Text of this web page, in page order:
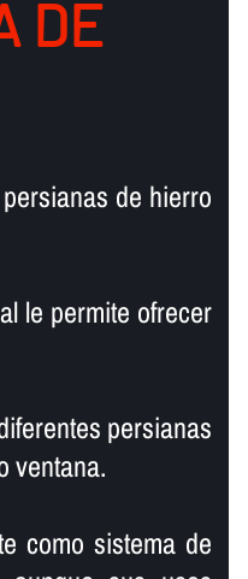
DE
de hierro
le permite ofrecer
persianas
ventana.
como sistema de